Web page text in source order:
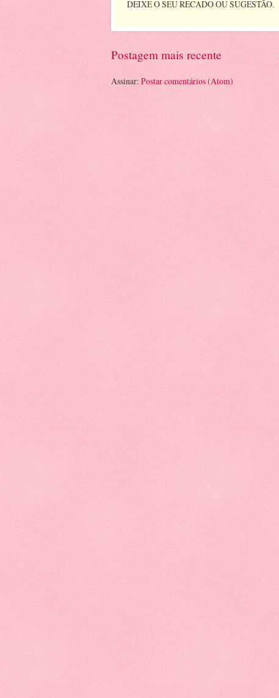
DEIXE O SEU RECADO OU SUGESTÃO.
Postagem mais recente
Assinar: Postar comentários (Atom)